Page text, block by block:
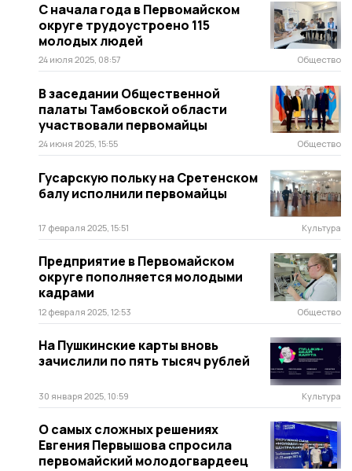
С начала года в Первомайском
округе трудоустроено 115
молодых людей
24 июля 2025, 08:57 Общество
В заседании Общественной
палаты Тамбовской области
участвовали первомайцы
24 июня 2025, 15:55 Общество
Гусарскую польку на Сретенском
балу исполнили первомайцы
17 февраля 2025, 15:51 Культура
Предприятие в Первомайском
округе пополняется молодыми
кадрами
12 февраля 2025, 12:53 Общество
На Пушкинские карты вновь
зачислили по пять тысяч рублей
30 января 2025, 10:59 Культура
О самых сложных решениях
Евгения Первышова спросила
первомайский молодогвардеец